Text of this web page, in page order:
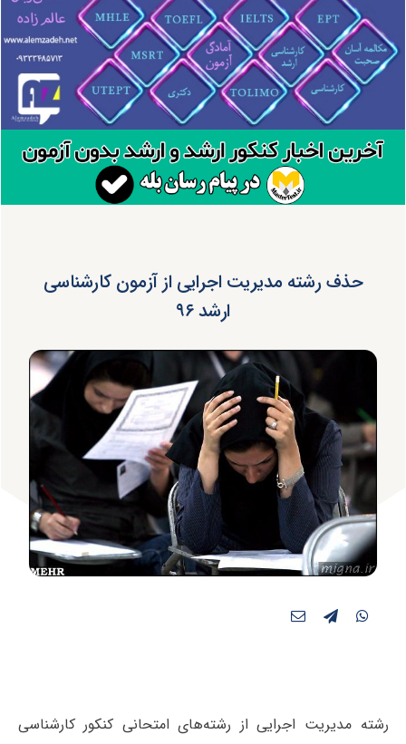
حذف رشته مدیریت اجرایی از آزمون کارشناسی
ارشد ۹۶
رشته مدیریت اجرایی از رشته‌های امتحانی کنکور کارشناسی